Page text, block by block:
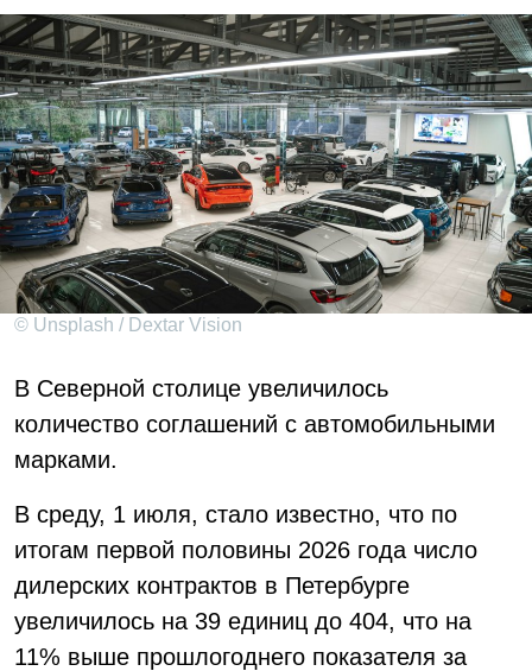
© Unsplash / Dextar Vision
В Северной столице увеличилось
количество соглашений с автомобильными
марками.
В среду, 1 июля, стало известно, что по
итогам первой половины 2026 года число
дилерских контрактов в Петербурге
увеличилось на 39 единиц до 404, что на
11% выше прошлогоднего показателя за